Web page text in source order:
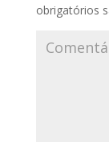
obrigatórios